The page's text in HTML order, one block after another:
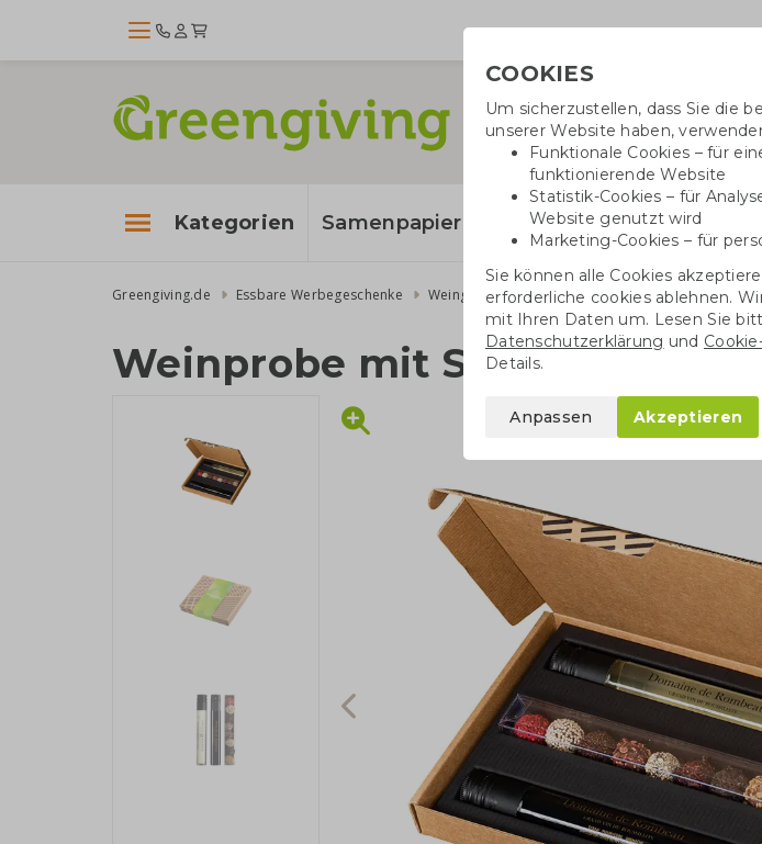
Kategorien Samenpapier Baumwolltaschen
Greengiving.de Essbare Werbegeschenke Weingeschenke Weinprobe
Weinprobe mit
COOKIES
Um sicherzustellen, dass Sie die
unserer Website haben,
Funktionale Cookies – für
funktionierende Website
Statistik-Cookies – für
Website genutzt wird
Marketing-Cookies – für
Sie können alle Cookies
erforderliche cookies ablehnen.
mit Ihren Daten um. Lesen Sie
Datenschutzerklärung und
Details.
Anpassen Akzeptieren